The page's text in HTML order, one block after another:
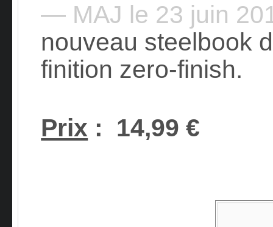
— MAJ le 23 juin
nouveau steelbook
finition zero-finish.
Prix : 14,99 €